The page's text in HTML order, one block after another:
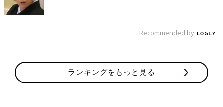
Recommended by
ランキングをもっと見る